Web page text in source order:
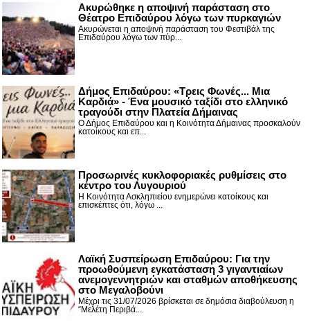
Ακυρώθηκε η αποψινή παράσταση στο
Θέατρο Επιδαύρου λόγω των πυρκαγιών
Ακυρώνεται η αποψινή παράσταση του Φεστιβάλ της
Επιδαύρου λόγω των πύρ...
Δήμος Επιδαύρου: «Τρεις Φωνές... Μια
Καρδιά» - Ένα μουσικό ταξίδι στο ελληνικό
τραγούδι στην Πλατεία Δήμαινας
Ο Δήμος Επιδαύρου και η Κοινότητα Δήμαινας προσκαλούν
κατοίκους και επ...
Προσωρινές κυκλοφοριακές ρυθμίσεις στο
κέντρο του Λυγουριού
Η Κοινότητα Ασκληπιείου ενημερώνει κατοίκους και
επισκέπτες ότι, λόγω ...
Λαϊκή Συσπείρωση Επιδαύρου: Για την
προωθούμενη εγκατάσταση 3 γιγαντιαίων
ανεμογεννητριών και σταθμών αποθήκευσης
στο Μεγαλοβούνι
Μέχρι τις 31/07/2026 βρίσκεται σε δημόσια διαβούλευση η
“Μελέτη Περιβά...